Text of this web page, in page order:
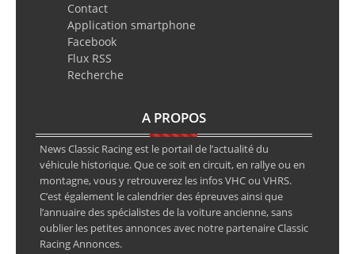
Contact
Application smartphone
Facebook
Flux RSS
Recherche
A PROPOS
News Classic Racing est le portail de l’actualité du
véhicule historique. Que ce soit en circuit, en rallye ou en
montagne, vous y retrouverez les infos VHC ou VHRS.
C’est également le calendrier des épreuves ainsi que
l’annuaire des spécialistes de la voiture ancienne, sans
oublier les petites annonces avec notre partenaire Classic
Racing Annonces.